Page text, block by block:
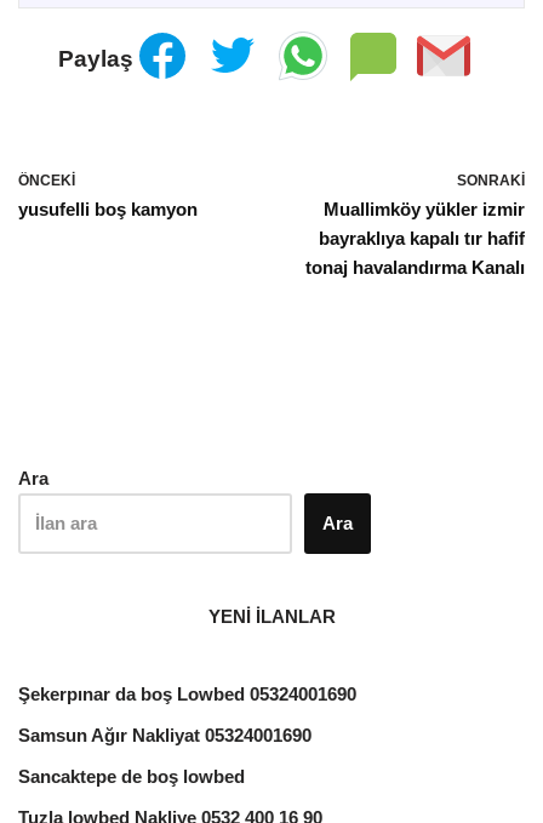
Paylaş
ÖNCEKI
yusufelli boş kamyon
SONRAKI
Muallimköy yükler izmir
bayraklıya kapalı tır hafif
tonaj havalandırma Kanalı
Ara
Ara
YENİ İLANLAR
Şekerpınar da boş Lowbed 05324001690
Samsun Ağır Nakliyat 05324001690
Sancaktepe de boş lowbed
Tuzla lowbed Nakliye 0532 400 16 90